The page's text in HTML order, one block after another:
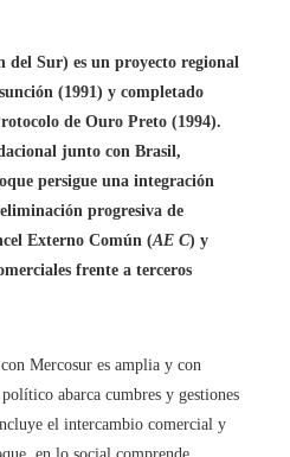
del Sur) es un proyecto regional
(1991) y completado
de Ouro Preto (1994).
junto con Brasil,
persigue una integración
progresiva de
Externo Común (AE C) y
frente a terceros
Mercosur es amplia y con
abarca cumbres y gestiones
el intercambio comercial y